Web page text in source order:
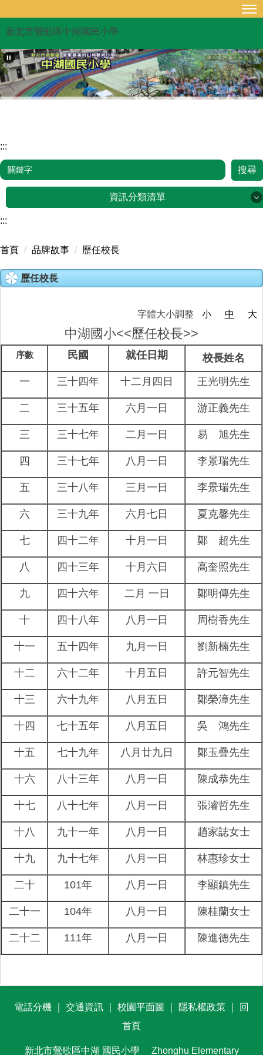
主
要
內
容
區
新北市鶯歌區中湖國民小學
:::
搜尋
資訊分類清單
行政單位
家長會
榮耀e中湖
招生與轉學
親師生專區
成果專區
中湖影音
活動相簿
:::
首頁 品牌故事 歷任校長
歷任校長
字體大小調整 小 中 大
中湖國小<<歷任校長>>
序數 民國 就任日期
校長姓名
一
三十四年 十二月四日 王光明先生
二 三十五年 六月一日 游正義先生
三 三十七年 二月一日 易 旭先生
四 三十七年 八月一日 李景瑞先生
五 三十八年 三月一日 李景瑞先生
六 三十九年 六月七日 夏克馨先生
七 四十二年 十月一日 鄭 超先生
八 四十三年 十月六日 高奎照先生
九 四十六年 二月 一日 鄭明傳先生
十 四十八年 八月一日 周樹香先生
十一 五十四年 九月一日 劉新楠先生
十二 六十二年 十月五日 許元智先生
十三 六十九年 八月五日 鄭榮漳先生
十四 七十五年 八月五日 吳 鴻先生
十五 七十九年 八月廿九日 鄭玉疊先生
十六 八十三年 八月一日 陳成恭先生
十七 八十七年 八月一日 張濬哲先生
十八 九十一年 八月一日 趙家誌女士
十九 九十七年 八月一日 林惠珍女士
二十 101年 八月一日 李顯鎮先生
二十一 104年 八月一日 陳桂蘭女士
二十二 111年 八月一日 陳進德先生
電話分機 交通資訊 校園平面圖 隱私權政策
回
首頁
新北市鶯歌區中湖 國民小學 Zhonghu Elementary